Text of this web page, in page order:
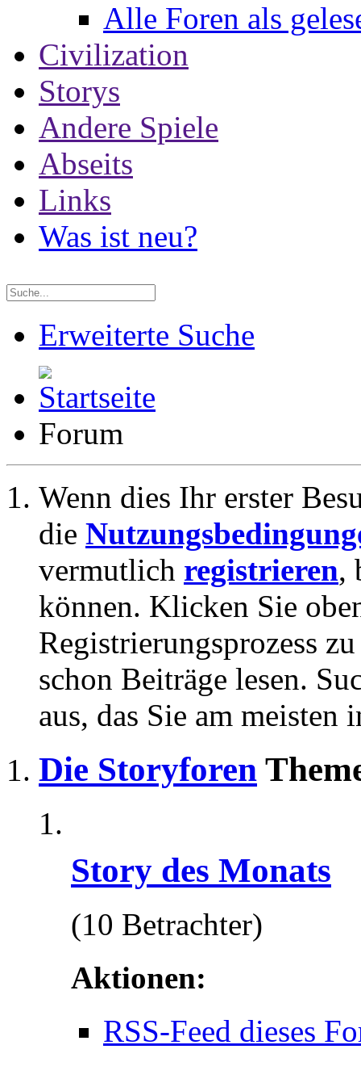
Alle Foren als
Civilization
Storys
Andere Spiele
Abseits
Links
Was ist neu?
Erweiterte Suche
Forum
Wenn dies Ihr erster
die
vermutlich registrieren,
können. Klicken Sie
Registrierungsprozess
schon Beiträge lesen.
aus, das Sie am meisten
Die Storyforen
Story des Monats
(10 Betrachter)
Aktionen:
RSS-Feed dieses